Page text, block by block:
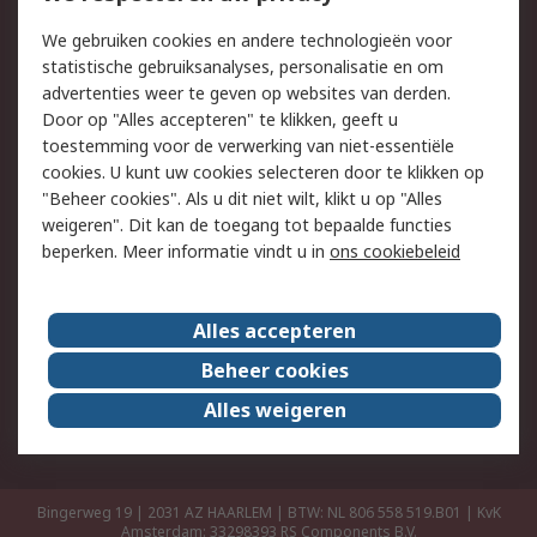
Track & Trace
Wettelijk
Cookiebeleid
Email veiligheid
Privacybeleid
Websitevoorwaarden
Algemene
verkoopvoorwaarden
Over RS
RS Group
Over ons
RS wereldwijd
Werken bij RS
ESG
Bingerweg 19 | 2031 AZ HAARLEM | BTW: NL 806 558 519.B01 | KvK
Amsterdam: 33298393 RS Components B.V.
We gebruiken cookies en andere technologieën voor
statistische gebruiksanalyses, personalisatie en om
advertenties weer te geven op websites van derden.
Door op "Alles accepteren" te klikken, geeft u
toestemming voor de verwerking van niet-essentiële
cookies. U kunt uw cookies selecteren door te klikken op
"Beheer cookies". Als u dit niet wilt, klikt u op "Alles
weigeren". Dit kan de toegang tot bepaalde functies
beperken. Meer informatie vindt u in ons cookiebeleid
Alles accepteren
Beheer cookies
Alles weigeren